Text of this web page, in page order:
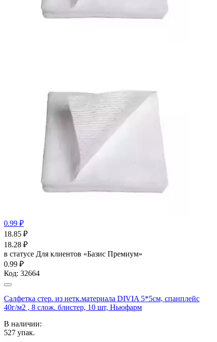
0.99 ₽
18.85 ₽
18.28 ₽
в статусе Для клиентов «Базис Премиум»
0.99 ₽
Код: 32664
Салфетка стер. из нетк.материала DIVIA 5*5см, спанплейс
40г/м2 , 8 слож. блистер, 10 шт, Ньюфарм
В наличии:
527 упак.